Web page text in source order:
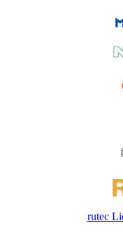
rutec